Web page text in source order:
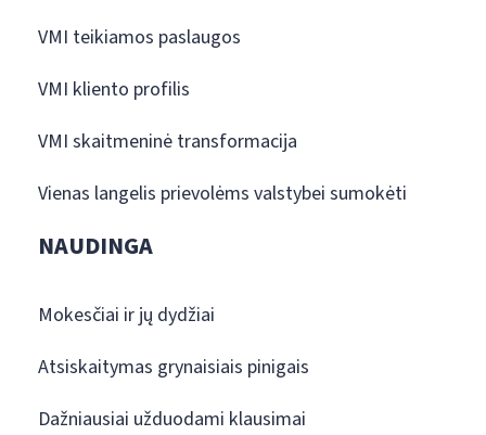
VMI teikiamos paslaugos
VMI kliento profilis
VMI skaitmeninė transformacija
Vienas langelis prievolėms valstybei sumokėti
NAUDINGA
Mokesčiai ir jų dydžiai
Atsiskaitymas grynaisiais pinigais
Dažniausiai užduodami klausimai